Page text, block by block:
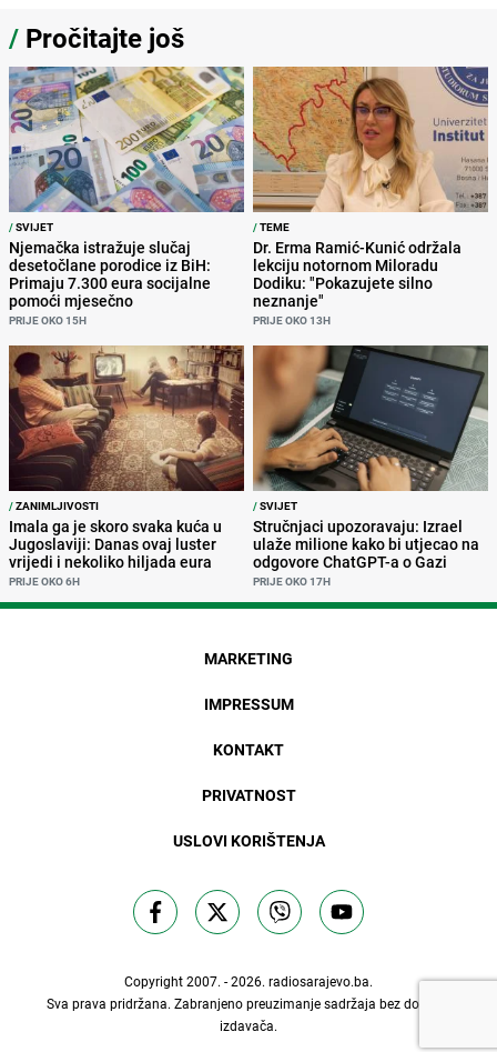
/ Pročitajte još
/SVIJET
Njemačka istražuje slučaj
desetočlane porodice iz BiH:
Primaju 7.300 eura socijalne
pomoći mjesečno
PRIJE OKO 15H
/TEME
Dr. Erma Ramić-Kunić održala
lekciju notornom Miloradu
Dodiku: "Pokazujete silno
neznanje"
PRIJE OKO 13H
/ZANIMLJIVOSTI
Imala ga je skoro svaka kuća u
Jugoslaviji: Danas ovaj luster
vrijedi i nekoliko hiljada eura
PRIJE OKO 6H
/SVIJET
Stručnjaci upozoravaju: Izrael
ulaže milione kako bi utjecao na
odgovore ChatGPT-a o Gazi
PRIJE OKO 17H
MARKETING
IMPRESSUM
KONTAKT
PRIVATNOST
USLOVI KORIŠTENJA
Copyright 2007. - 2026. radiosarajevo.ba.
Sva prava pridržana. Zabranjeno preuzimanje sadržaja bez dozvole
izdavača.